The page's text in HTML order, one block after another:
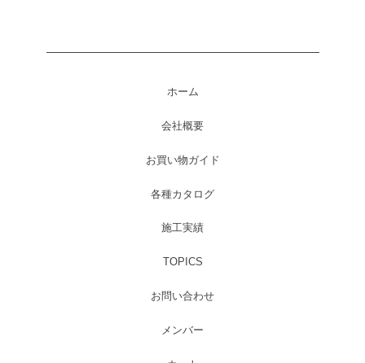
ホーム
会社概要
お買い物ガイド
各種カタログ
施工実績
TOPICS
お問い合わせ
メンバー